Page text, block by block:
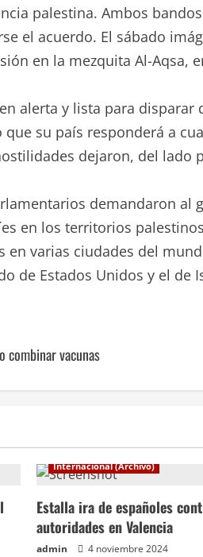
palestina. Ambos
el acuerdo. El sábado
en la mezquita Al-Aqsa,
alerta y lista para
su país responderá a
dejaron, del lado
demandaron al
en los territorios
en varias ciudades del
de Estados Unidos y el de
combinar vacunas
Internacional (Archivo)
Estalla ira de españoles
autoridades en Valencia
admin 4 noviembre 2024